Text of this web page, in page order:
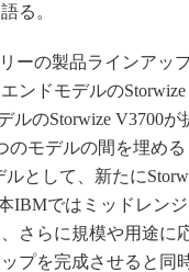
る。
ーの製品ラインアッ
ンドモデルのStorwize
ルのStorwize V3700が
のモデルの間を埋める
として、新たに
IBMではミッドレンジ
さらに規模や用途に
プを完成させると同